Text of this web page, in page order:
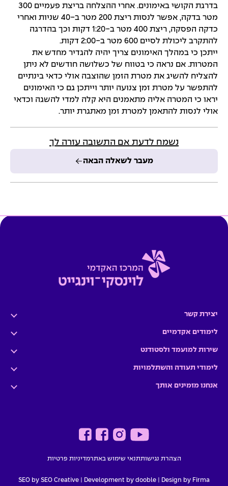
בדרגת הקושי באימונים. אחרי ההצלחה בריצת פעמיים 300
מטר בדקה, אפשר לנסות ריצת 200 מטר ב-40 שניות ואחרי
כדקה הפסקה, ריצת 400 מטר ב-1:20 דקות וכך בהדרגה
להתקרב ליכולת לסיים 600 מטר ב-2:00 דקות.
ייתכן כי במהלך האימונים צריך יהיה להגדיר מחדש את
המטרות. אם נראה כי בטווח של כשלושה חודשים לא ניתן
להצליח להשיג את מטרת הזמן שהוצבה אולי כדאי בינתיים
להתפשר על מטרת זמן צנועה יותר וייתכן גם כי האימונים
יראו כי המטרה אליה מתאמנים היא קלה למדי להשגה וכדאי
אולי לנסות להתאמן למטרת זמן מאתגרת יותר.
נשמח לדעת אם התשובה עזרה לך
מעבר לשאלה הבאה
יצירת קשר
לימודים אקדמיים
שירות למועמד ולסטודנט
לימודי תעודה והשתלמויות
אנחנו מזמינים אותך
הצהרת נגישותתנאי שימוש באתרמדיניות פרטיות
Design by Firma |
Development by dooble
SEO by SEO Creative